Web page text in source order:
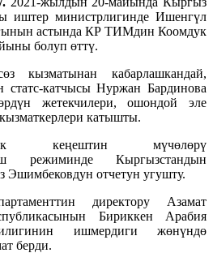
иштер министрлигинде Ишенгүл
астында КР ТИМдин Коомдук
болуп өттү.
кабарлашкандай,
катчысы Нуржан Бардинова
жетекчилери, ошондой эле
катышты.
кеңештин мүчөлөрү
режиминде Кыргызстандын
Эшимбековдун отчетун угушту.
директору Азамат
Бириккен Арабия
ишмердиги жөнүндө
берди.